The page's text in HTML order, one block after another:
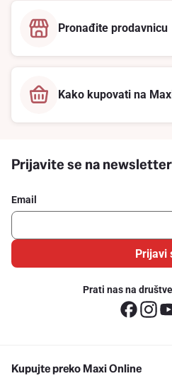
Pronađite prodavnicu
Kako kupovati na
Prijavite se na newsletter
Email
Prijavi
Prati nas na
Kupujte preko Maxi Online